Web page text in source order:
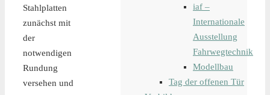
Stahlplatten
zunächst mit
der
notwendigen
Rundung
versehen und
iaf –
Internationale
Ausstellung
Fahrwegtechnik
Modellbau
Tag der offenen Tür